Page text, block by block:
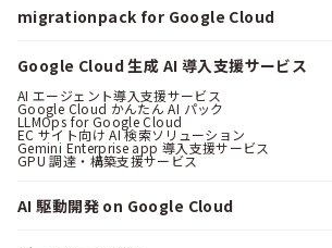
migrationpack for Google Cloud
Google Cloud 生成 AI 導入支援サービス
AI エージェント導入支援サービス
Google Cloud かんたん AI パック
LLMOps for Google Cloud
EC サイト向け AI 検索ソリューション
Gemini Enterprise app 導入支援サービス
GPU 調達・構築支援サービス
AI 駆動開発 on Google Cloud